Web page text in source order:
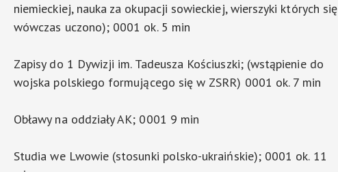
niemieckiej, nauka za okupacji sowieckiej, wierszyki których się
wówczas uczono); 0001 ok. 5 min
Zapisy do 1 Dywizji im. Tadeusza Kościuszki; (wstąpienie do
wojska polskiego formującego się w ZSRR) 0001 ok. 7 min
Obławy na oddziały AK; 0001 9 min
Studia we Lwowie (stosunki polsko-ukraińskie); 0001 ok. 11